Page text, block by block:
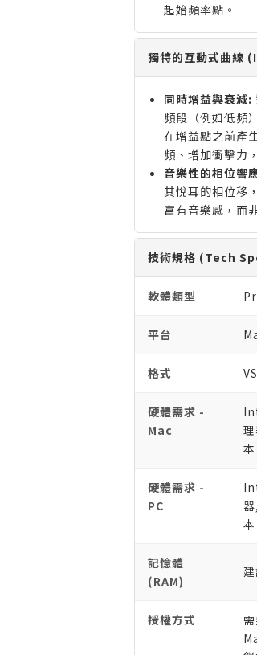
起始頻率點。
獨特的互動式曲
同時增益與衰減:
頻段（例如低頻
在增益點之前產
頻、增加衝擊力
音樂性的相位響
其悅耳的相位移
富有音樂感，而
技術規格 (Tech
軟體類型
平台
格式
硬體需求 -
Mac
本
硬體需求 -
PC
本
記憶體
(RAM)
授權方式